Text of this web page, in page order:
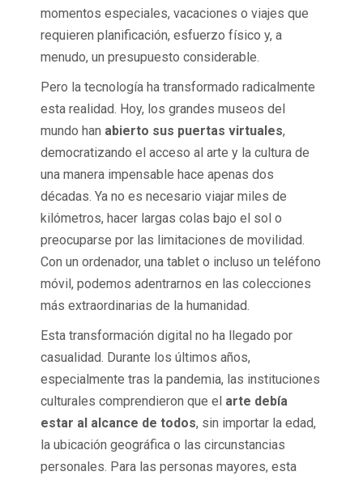
momentos especiales, vacaciones o viajes que
requieren planificación, esfuerzo físico y, a
menudo, un presupuesto considerable.
Pero la tecnología ha transformado radicalmente
esta realidad. Hoy, los grandes museos del
mundo han abierto sus puertas virtuales,
democratizando el acceso al arte y la cultura de
una manera impensable hace apenas dos
décadas. Ya no es necesario viajar miles de
kilómetros, hacer largas colas bajo el sol o
preocuparse por las limitaciones de movilidad.
Con un ordenador, una tablet o incluso un teléfono
móvil, podemos adentrarnos en las colecciones
más extraordinarias de la humanidad.
Esta transformación digital no ha llegado por
casualidad. Durante los últimos años,
especialmente tras la pandemia, las instituciones
culturales comprendieron que el arte debía
estar al alcance de todos, sin importar la edad,
la ubicación geográfica o las circunstancias
personales. Para las personas mayores, esta